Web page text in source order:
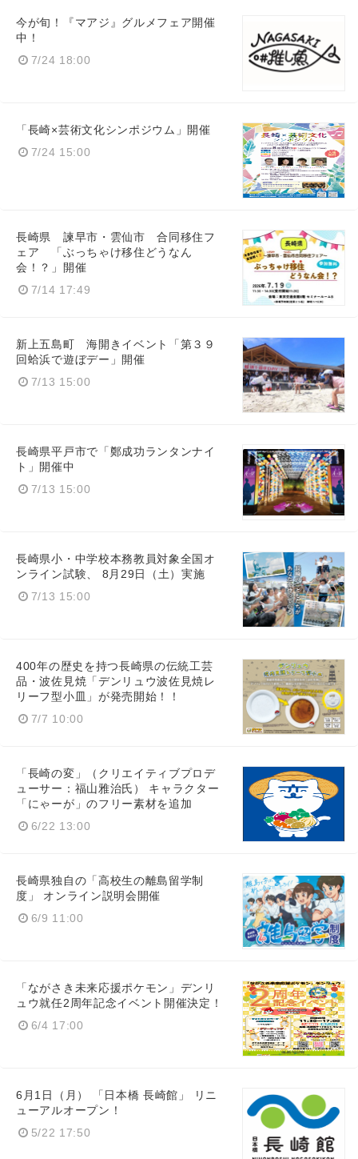
今が旬！『マアジ』グルメフェア開催
中！
7/24 18:00
「長崎×芸術文化シンポジウム」開催
7/24 15:00
長崎県 諫早市・雲仙市 合同移住フ
ェア 「ぶっちゃけ移住どうなん
会！？」開催
7/14 17:49
新上五島町 海開きイベント「第３９
回蛤浜で遊ぼデー」開催
7/13 15:00
長崎県平戸市で「鄭成功ランタンナイ
ト」開催中
7/13 15:00
長崎県小・中学校本務教員対象全国オ
ンライン試験、 8月29日（土）実施
7/13 15:00
400年の歴史を持つ長崎県の伝統工芸
品・波佐見焼「デンリュウ波佐見焼レ
リーフ型小皿」が発売開始！！
7/7 10:00
「長崎の変」（クリエイティブプロデ
ューサー：福山雅治氏） キャラクター
「にゃーが」のフリー素材を追加
6/22 13:00
長崎県独自の「高校生の離島留学制
度」 オンライン説明会開催
6/9 11:00
「ながさき未来応援ポケモン」デンリ
ュウ就任2周年記念イベント開催決定！
6/4 17:00
6月1日（月） 「日本橋 長崎館」 リニ
ューアルオープン！
5/22 17:50